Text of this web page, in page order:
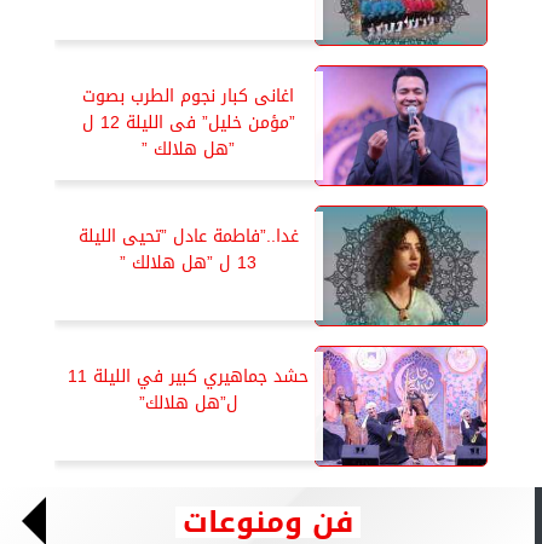
اغانى كبار نجوم الطرب بصوت
”مؤمن خليل” فى الليلة 12 ل
”هل هلالك ”
غدا..”فاطمة عادل ”تحيى الليلة
13 ل ”هل هلالك ”
حشد جماهيري كبير في الليلة 11
ل”هل هلالك”
فن ومنوعات